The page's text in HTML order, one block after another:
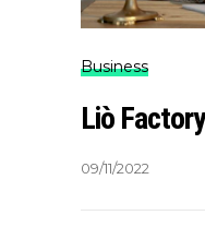
Business
Liò Factory
09/11/2022